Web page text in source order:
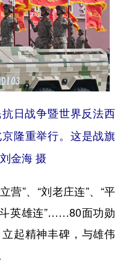
日战争暨世界反法西
隆重举行。这是战旗
金海 摄
营”、“刘老庄连”、“平
英雄连”……80面功勋
起精神丰碑，与雄伟